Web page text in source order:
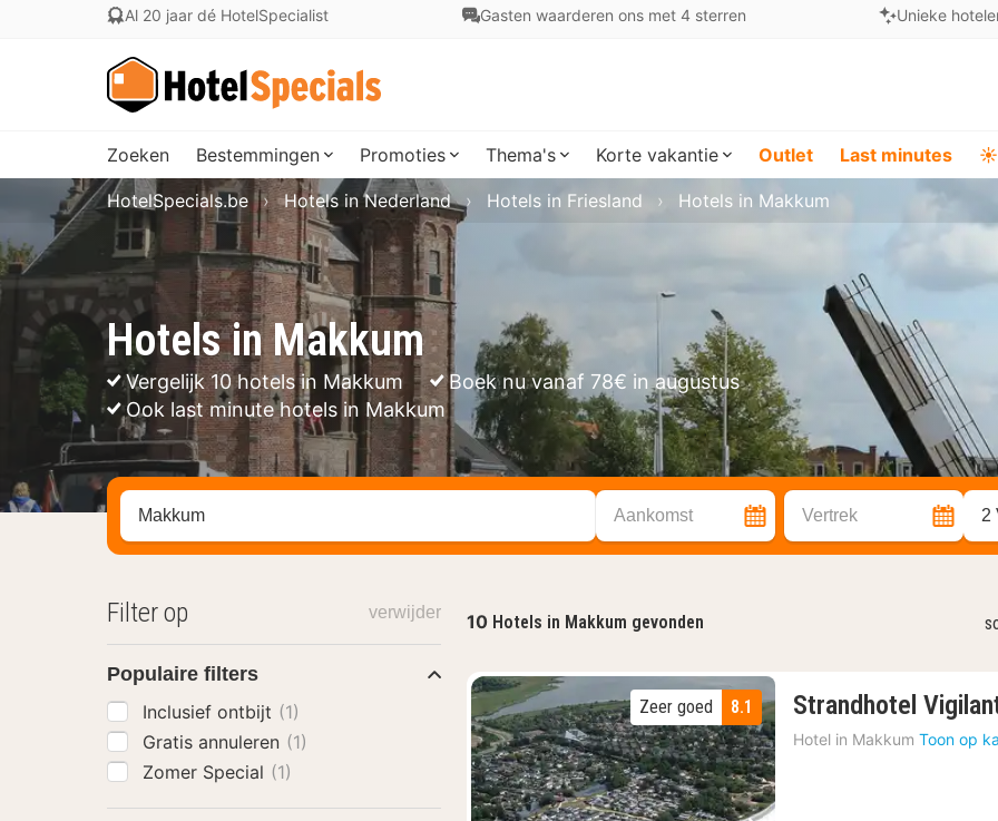
Al 20 jaar dé HotelSpecialist Gasten waarderen ons met 4 sterren Unieke
Zoeken Bestemmingen Promoties Thema's Korte vakantie Outlet Last minutes ☀️
Hotels in Makkum
Vergelijk 10 hotels in Makkum
Boek nu vanaf 78€ in augustus
Ook last minute hotels in Makkum
HotelSpecials.be Hotels in Nederland Hotels in Friesland Hotels in Makkum
Zoek op hotel, regio of stad Aankomst Vertrek 2
10 Hotels in Makkum gevonden
8.1
Zeer goed Strandhotel
Hotel in Makkum Toon op
Filter op verwijder
Populaire filters
Inclusief ontbijt (1)
Gratis annuleren (1)
Zomer Special (1)